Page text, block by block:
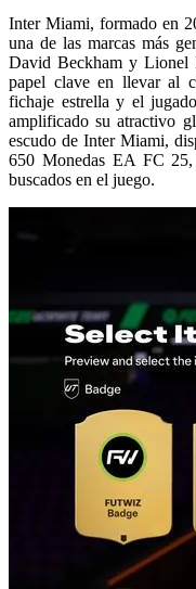
Inter Miami, formado en
una de las marcas más
David Beckham y Lionel
papel clave en llevar al
fichaje estrella y el
amplificado su atractivo
escudo de Inter Miami,
650 Monedas EA FC
buscados en el juego.